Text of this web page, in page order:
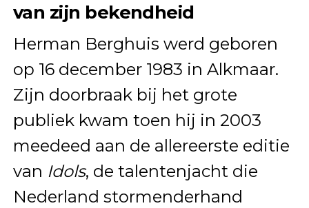
van zijn bekendheid
Herman Berghuis werd geboren
op 16 december 1983 in Alkmaar.
Zijn doorbraak bij het grote
publiek kwam toen hij in 2003
meedeed aan de allereerste editie
van Idols, de talentenjacht die
Nederland stormenderhand